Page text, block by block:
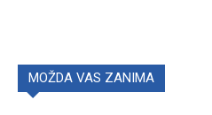
MOŽDA VAS ZANIMA